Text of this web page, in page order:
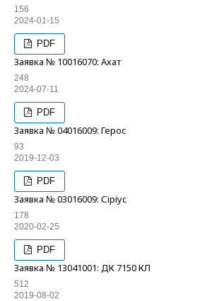
156
2024-01-15
PDF
Заявка № 10016070: Ахат
248
2024-07-11
PDF
Заявка № 04016009: Герос
93
2019-12-03
PDF
Заявка № 03016009: Сіріус
178
2020-02-25
PDF
Заявка № 13041001: ДК 7150 КЛ
512
2019-08-02